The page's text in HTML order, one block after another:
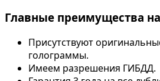
Главные преимущества
Присутствуют
голограммы.
Имеем разрешения ГИБДД.